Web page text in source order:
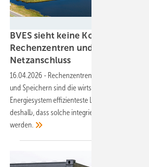
BVES sieht keine Konkurrenz
Rechenzentren und
Netzanschluss
16.04.2026 - Rechenzentren in Kombination mit
und Speichern sind die wirtschaftlichste und mit
Energiesystem effizienteste Lösung. Der
deshalb, dass solche integrierten Systeme
werden.